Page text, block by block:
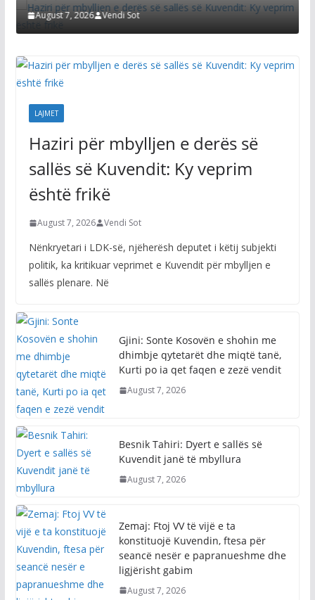
August 7, 2026 Vendi Sot
LAJMET
Haziri për mbylljen e derës së
sallës së Kuvendit: Ky veprim
është frikë
August 7, 2026 Vendi Sot
Nënkryetari i LDK-së, njëherësh deputet i këtij subjekti
politik, ka kritikuar veprimet e Kuvendit për mbylljen e
sallës plenare. Në
Gjini: Sonte Kosovën e shohin me
dhimbje qytetarët dhe miqtë tanë,
Kurti po ia qet faqen e zezë vendit
August 7, 2026
Besnik Tahiri: Dyert e sallës së
Kuvendit janë të mbyllura
August 7, 2026
Zemaj: Ftoj VV të vijë e ta
konstituojë Kuvendin, ftesa për
seancë nesër e papranueshme dhe
ligjërisht gabim
August 7, 2026